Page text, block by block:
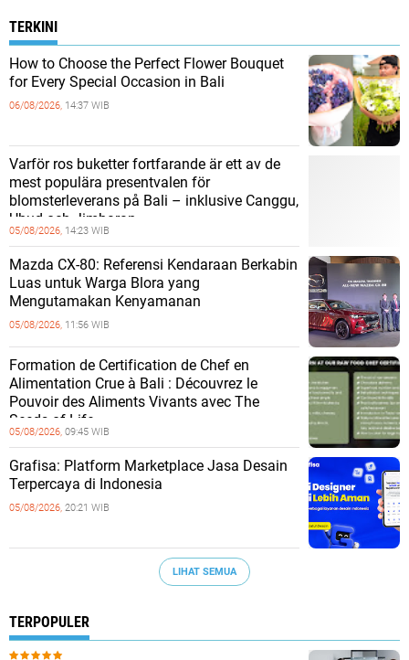
TERKINI
How to Choose the Perfect Flower Bouquet
for Every Special Occasion in Bali
06/08/2026, 14:37 WIB
Varför ros buketter fortfarande är ett av de
mest populära presentvalen för
blomsterleverans på Bali – inklusive Canggu,
Ubud och Jimbaran
05/08/2026, 14:23 WIB
Mazda CX-80: Referensi Kendaraan Berkabin
Luas untuk Warga Blora yang
Mengutamakan Kenyamanan
05/08/2026, 11:56 WIB
Formation de Certification de Chef en
Alimentation Crue à Bali : Découvrez le
Pouvoir des Aliments Vivants avec The
Seeds of Life
05/08/2026, 09:45 WIB
Grafisa: Platform Marketplace Jasa Desain
Terpercaya di Indonesia
05/08/2026, 20:21 WIB
LIHAT SEMUA
TERPOPULER